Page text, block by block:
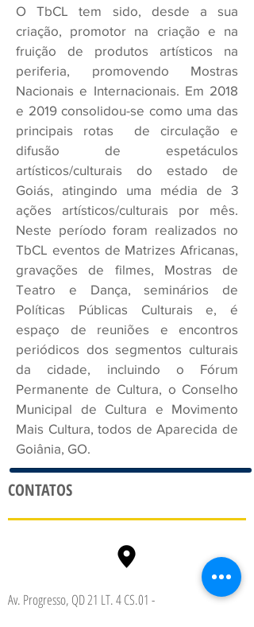
O TbCL tem sido, desde a sua
criação, promotor na criação e na
fruição de produtos artísticos na
periferia, promovendo Mostras
Nacionais e Internacionais. Em 2018
e 2019 consolidou-se como uma das
principais rotas de circulação e
difusão de espetáculos
artísticos/culturais do estado de
Goiás, atingindo uma média de 3
ações artísticos/culturais por mês.
Neste período foram realizados no
TbCL eventos de Matrizes Africanas,
gravações de filmes, Mostras de
Teatro e Dança, seminários de
Políticas Públicas Culturais e, é
espaço de reuniões e encontros
periódicos dos segmentos culturais
da cidade, incluindo o Fórum
Permanente de Cultura, o Conselho
Municipal de Cultura e Movimento
Mais Cultura, todos de Aparecida de
Goiânia, GO.
CONTATOS
Av. Progresso, QD 21 LT. 4 CS.01 -